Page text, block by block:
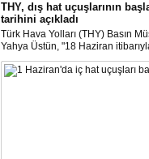
THY, dış hat uçuşlarının
tarihini açıkladı
Türk Hava Yolları (THY) Basın
Yahya Üstün, "18 Haziran
Avrupa’daki 16 şehirden
14 noktaya direkt uçmaya